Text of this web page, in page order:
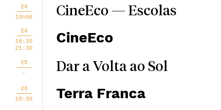
24
10h00
CineEco — Escolas
24
18:30
21:30
CineEco
25
-
Dar a Volta ao Sol
28
18:30
Terra Franca